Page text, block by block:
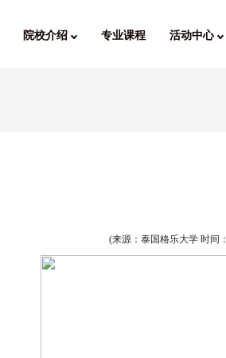
院校介绍 专业课程 活动中心
(来源：泰国格乐大学 时间：